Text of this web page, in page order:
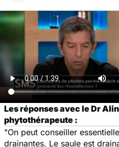
Les réponses avec le Dr
phytothérapeute :
"On peut conseiller
drainantes. Le saule est